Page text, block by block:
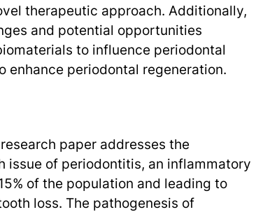
therapeutic approach. Additionally,
and potential opportunities
to influence periodontal
enhance periodontal regeneration.
paper addresses the
issue of periodontitis, an inflammatory
of the population and leading to
loss. The pathogenesis of